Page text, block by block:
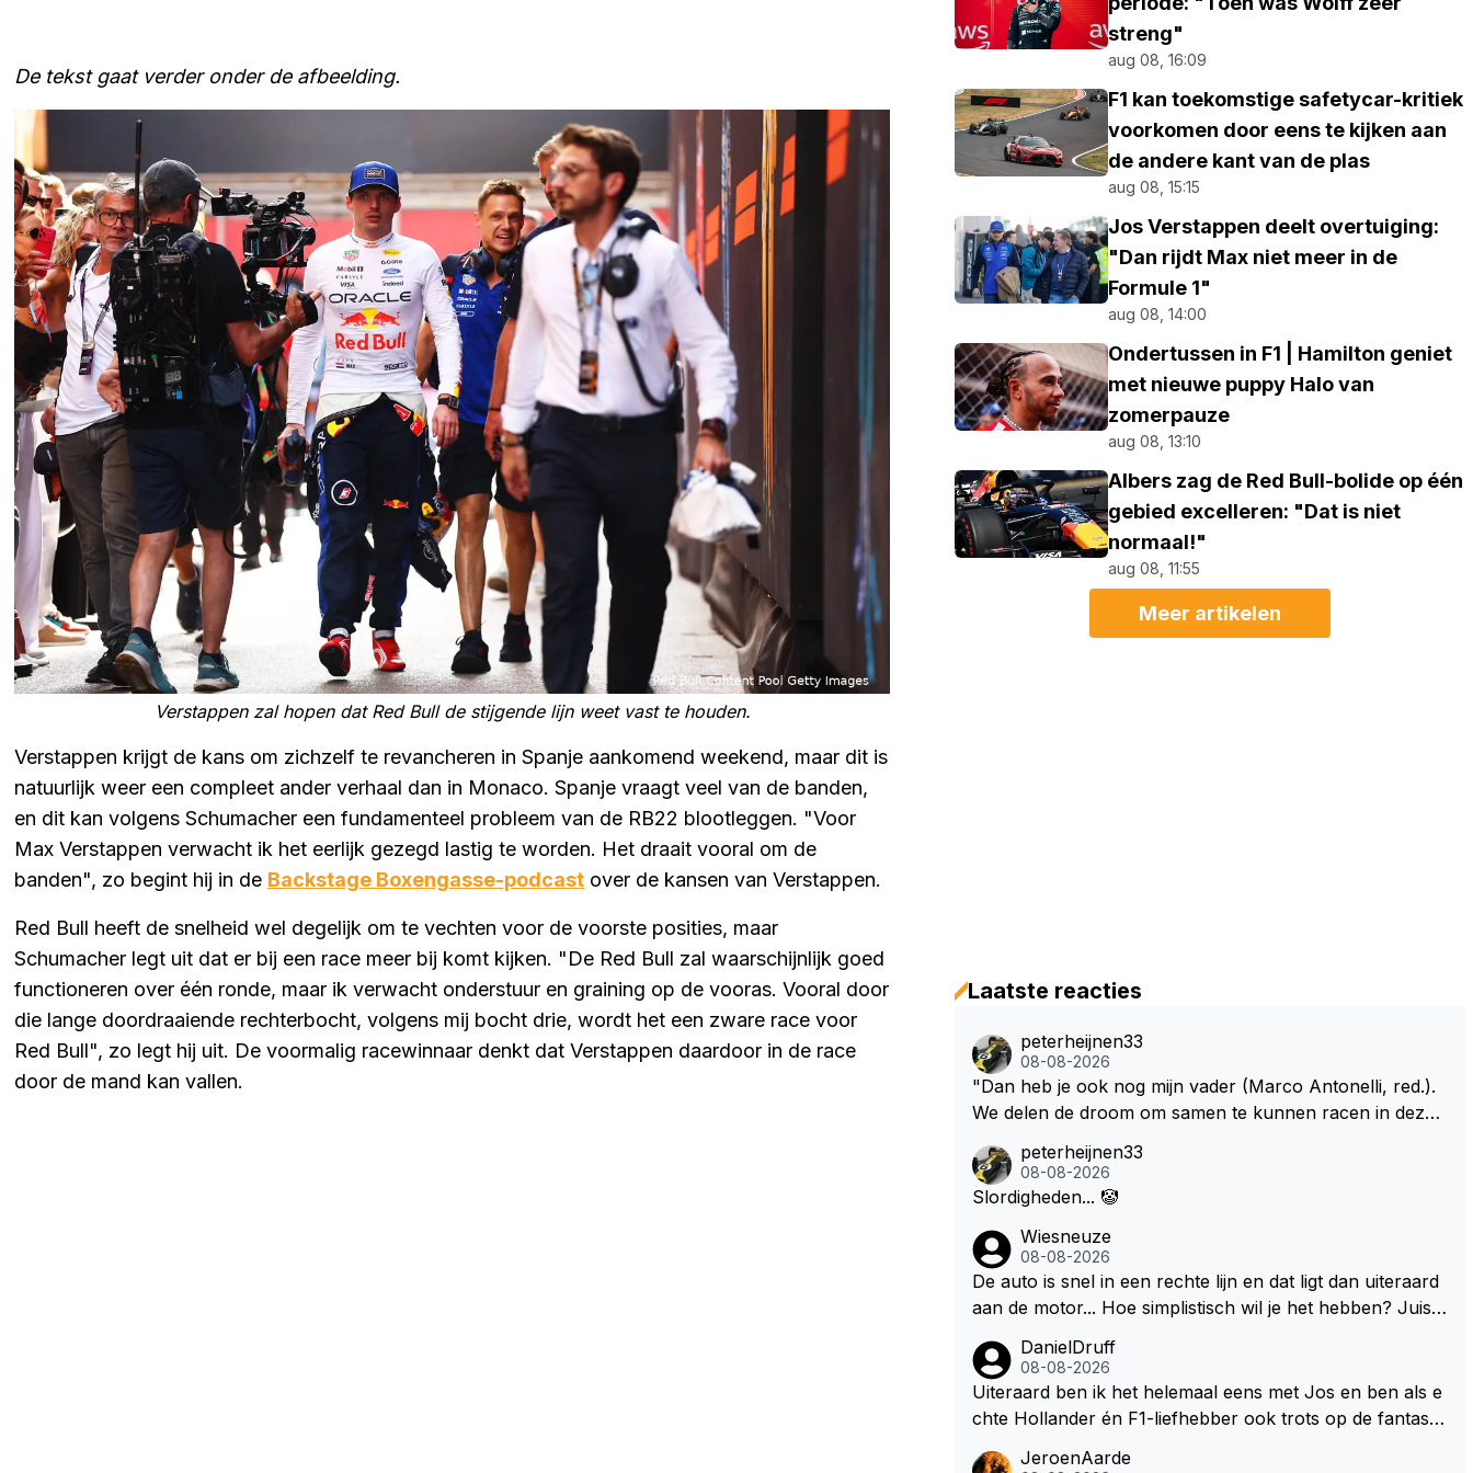
De tekst gaat verder onder de afbeelding.
Verstappen zal hopen dat Red Bull de stijgende lijn weet vast te houden.
Verstappen krijgt de kans om zichzelf te revancheren in Spanje aankomend weekend, maar dit is
natuurlijk weer een compleet ander verhaal dan in Monaco. Spanje vraagt veel van de banden,
en dit kan volgens Schumacher een fundamenteel probleem van de RB22 blootleggen. "Voor
Max Verstappen verwacht ik het eerlijk gezegd lastig te worden. Het draait vooral om de
banden", zo begint hij in de Backstage Boxengasse-podcast over de kansen van Verstappen.
Red Bull heeft de snelheid wel degelijk om te vechten voor de voorste posities, maar
Schumacher legt uit dat er bij een race meer bij komt kijken. "De Red Bull zal waarschijnlijk goed
functioneren over één ronde, maar ik verwacht onderstuur en graining op de vooras. Vooral door
die lange doordraaiende rechterbocht, volgens mij bocht drie, wordt het een zware race voor
Red Bull", zo legt hij uit. De voormalig racewinnaar denkt dat Verstappen daardoor in de race
door de mand kan vallen.
streng"
aug 08, 16:09
F1 kan toekomstige safetycar-kritiek
voorkomen door eens te kijken aan
de andere kant van de plas
aug 08, 15:15
Jos Verstappen deelt overtuiging:
"Dan rijdt Max niet meer in de
Formule 1"
aug 08, 14:00
Ondertussen in F1 | Hamilton geniet
met nieuwe puppy Halo van
zomerpauze
aug 08, 13:10
Albers zag de Red Bull-bolide op één
gebied excelleren: "Dat is niet
normaal!"
aug 08, 11:55
Meer artikelen
Laatste reacties
peterheijnen33
08-08-2026
"Dan heb je ook nog mijn vader (Marco Antonelli, red.).
We delen de droom om samen te kunnen racen in dezelf
m met Kimi en Marco én Max én Jos? ;)
peterheijnen33
08-08-2026
Slordigheden... 🤡
Wiesneuze
08-08-2026
De auto is snel in een rechte lijn en dat ligt dan uiteraard
aan de motor... Hoe simplistisch wil je het hebben? Juist i
nd belangrijk. Heeft Red Bull bochtgrip opgegeven voor t
opsnelheid? Dat is iets wat vaker gebeurd is, zeker met V
erstappen aan bet stuur.
DanielDruff
08-08-2026
Uiteraard ben ik het helemaal eens met Jos en ben als e
chte Hollander én F1-liefhebber ook trots op de fantastis
JeroenAarde